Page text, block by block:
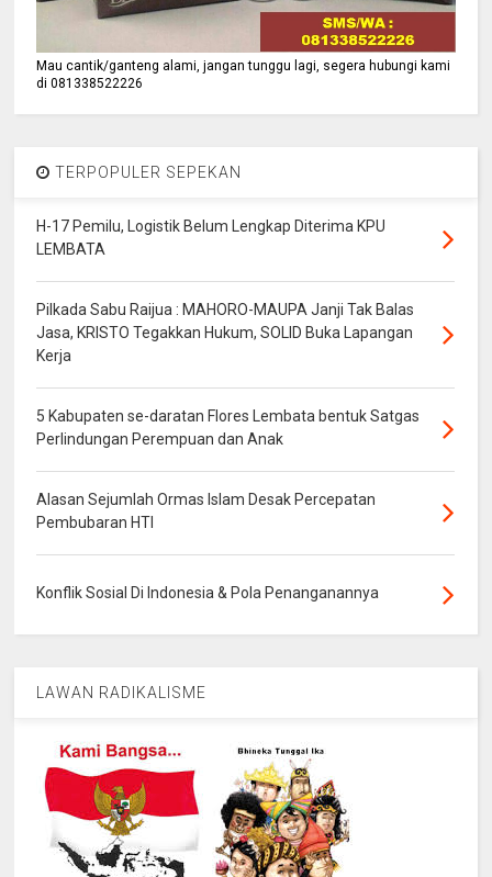
Mau cantik/ganteng alami, jangan tunggu lagi, segera hubungi kami
di 081338522226
TERPOPULER SEPEKAN
H-17 Pemilu, Logistik Belum Lengkap Diterima KPU
LEMBATA
Pilkada Sabu Raijua : MAHORO-MAUPA Janji Tak Balas
Jasa, KRISTO Tegakkan Hukum, SOLID Buka Lapangan
Kerja
5 Kabupaten se-daratan Flores Lembata bentuk Satgas
Perlindungan Perempuan dan Anak
Alasan Sejumlah Ormas Islam Desak Percepatan
Pembubaran HTI
Konflik Sosial Di Indonesia & Pola Penanganannya
LAWAN RADIKALISME